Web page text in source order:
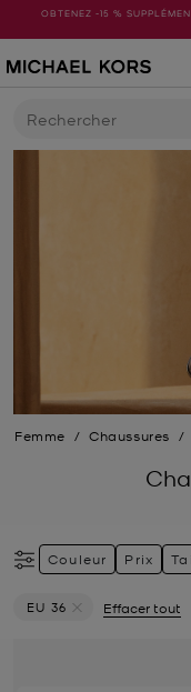
OBTENEZ -15 %
Rechercher
Femme / Chaussures /
Couleur Prix
EU 36
Effacer tout